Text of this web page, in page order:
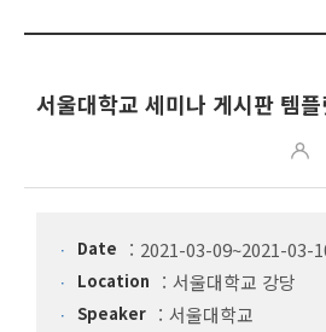
서울대학교 세미나 게시판 템플
Date 2021-03-09~2021-03-
Location 서울대학교 강당
Speaker 서울대학교